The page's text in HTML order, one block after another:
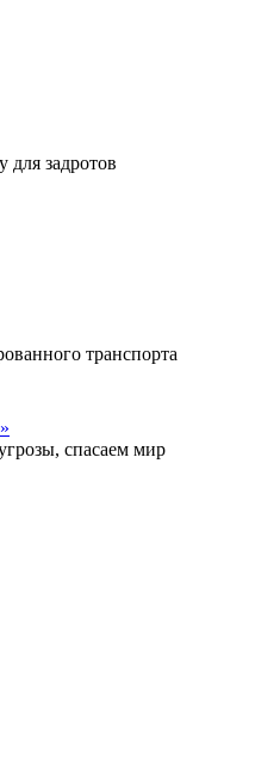
для задротов
транспорта
спасаем мир